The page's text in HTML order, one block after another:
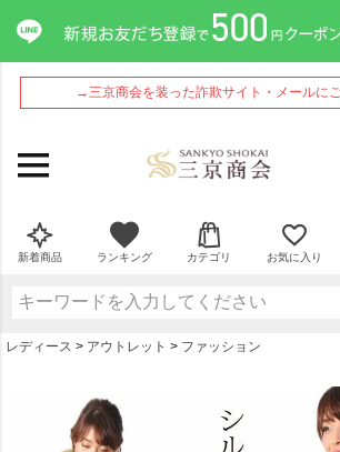
→三京商会を装った詐欺サイト・メールに
新着商品 ランキング カテゴリ お気に入り
レディース アウトレット ファッション